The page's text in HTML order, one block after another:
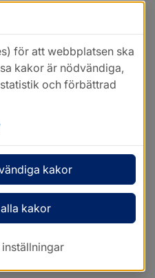
för att webbplatsen ska
kakor är nödvändiga,
och förbättrad
kakor
kakor